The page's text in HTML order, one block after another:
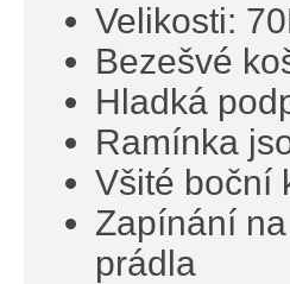
Velikosti:
Bezešvé
Hladká
Ramínka
Všité boční
Zapínání
prádla